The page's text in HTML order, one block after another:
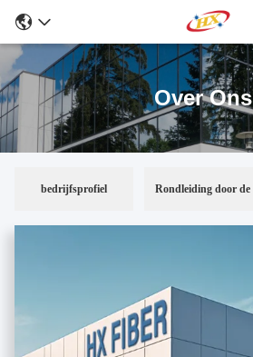
Over Ons
bedrijfsprofiel Rondleiding door de